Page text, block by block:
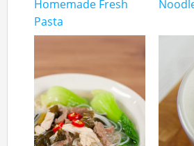
Homemade Fresh
Pasta